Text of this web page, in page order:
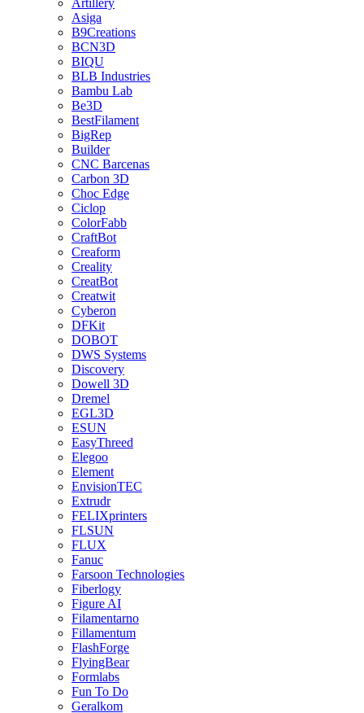
Artillery
Asiga
B9Creations
BCN3D
BIQU
BLB Industries
Bambu Lab
Be3D
BestFilament
BigRep
Builder
CNC Barcenas
Carbon 3D
Choc Edge
Ciclop
ColorFabb
CraftBot
Creaform
Creality
CreatBot
Creatwit
Cyberon
DFKit
DOBOT
DWS Systems
Discovery
Dowell 3D
Dremel
EGL3D
ESUN
EasyThreed
Elegoo
Element
EnvisionTEC
Extrudr
FELIXprinters
FLSUN
FLUX
Fanuc
Farsoon Technologies
Fiberlogy
Figure AI
Filamentarno
Fillamentum
FlashForge
FlyingBear
Formlabs
Fun To Do
Geralkom